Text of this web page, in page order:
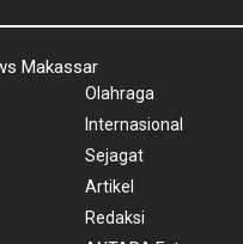
Makassar
Olahraga
Internasional
Sejagat
Artikel
Redaksi